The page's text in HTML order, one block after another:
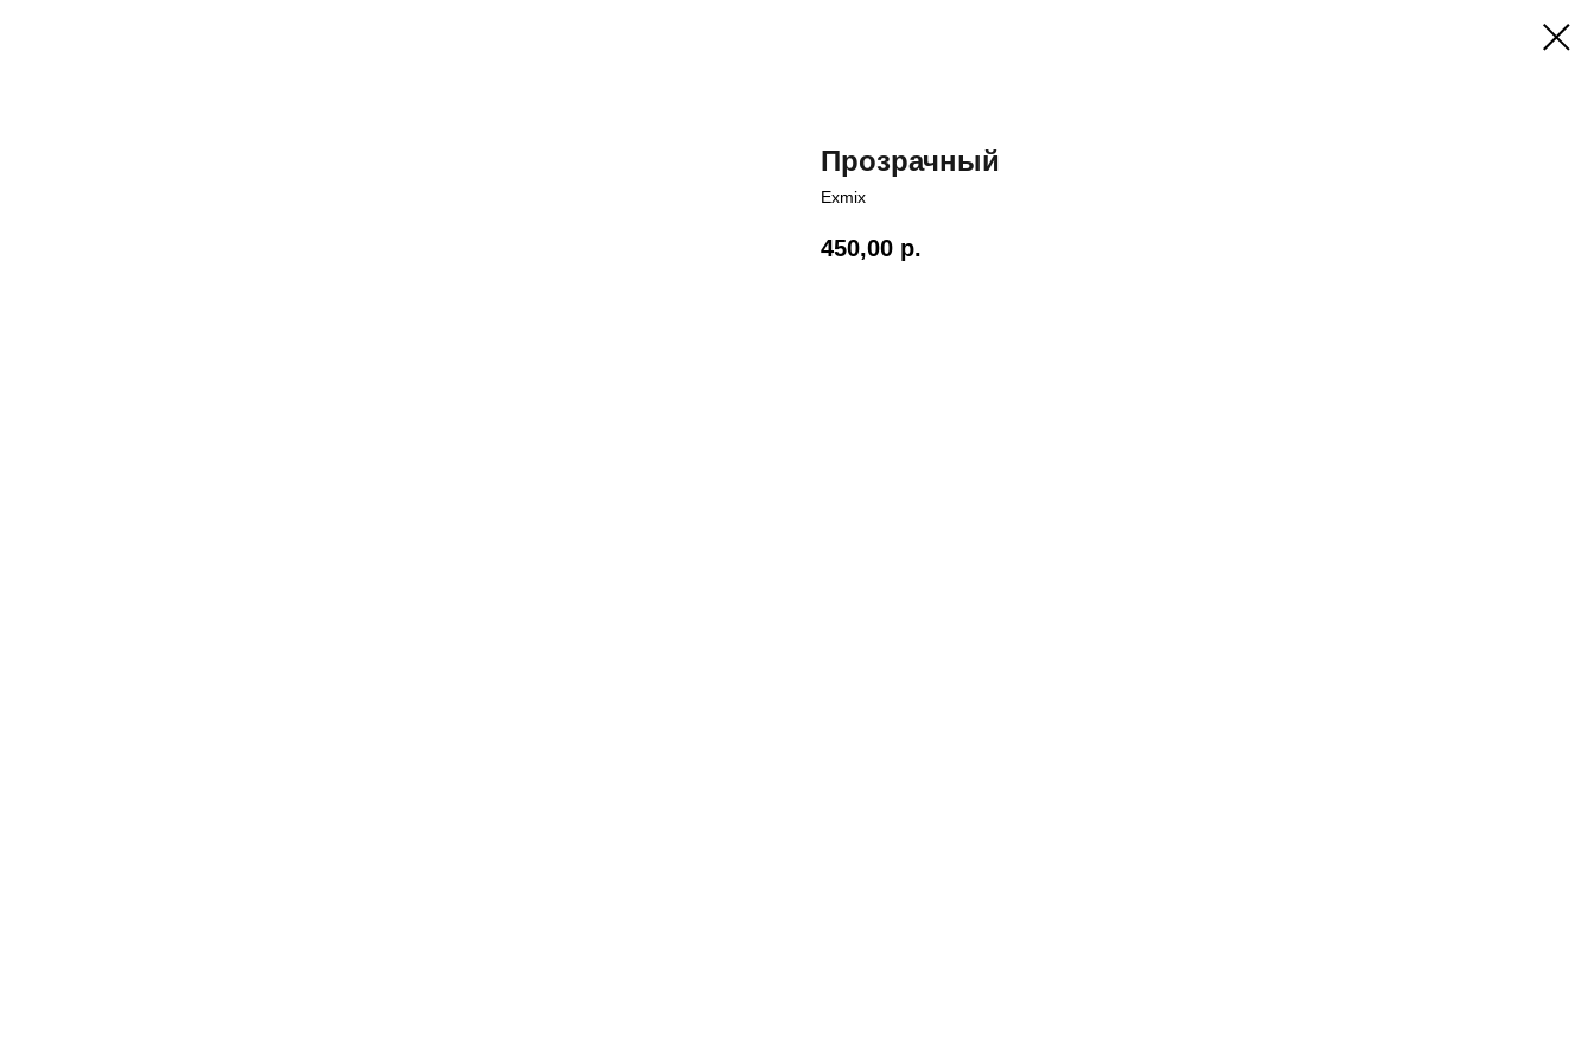
Прозрачный
Exmix
450,00 р.